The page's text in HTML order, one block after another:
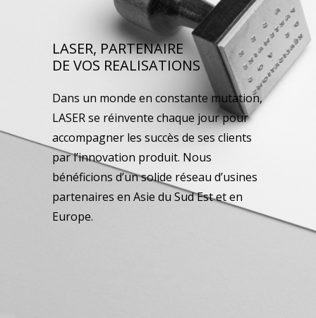
LASER, PARTENAIRE
DE VOS REALISATIONS
Dans un monde en constante mutation,
LASER se réinvente chaque jour pour
accompagner les succès de ses clients
par l’innovation produit. Nous
bénéficions d’un solide réseau d’usines
partenaires en Asie du Sud Est et en
Europe.